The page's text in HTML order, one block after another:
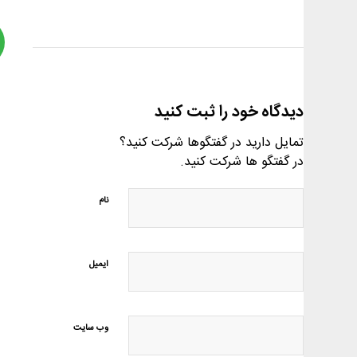
دیدگاه خود را ثبت کنید
تمایل دارید در گفتگوها شرکت کنید؟
در گفتگو ها شرکت کنید.
نام
ایمیل
وب‌ سایت